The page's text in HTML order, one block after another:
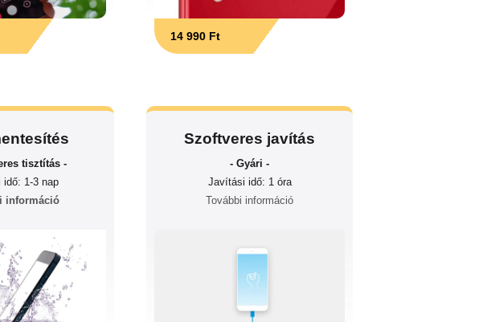
14 990 Ft
tisztítás -
1-3 nap
információ
Szoftveres javítás
- Gyári -
Javítási idő: 1 óra
További információ